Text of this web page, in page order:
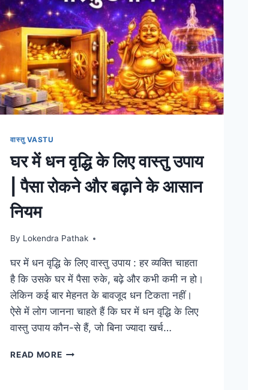
ASTROMEDICAL
&
OUR
HEALTH
A
2
Z
INFO
वास्तु VASTU
घर में धन वृद्धि के लिए वास्तु उपाय
| पैसा रोकने और बढ़ाने के आसान
नियम
By Lokendra Pathak
घर में धन वृद्धि के लिए वास्तु उपाय : हर व्यक्ति चाहता
है कि उसके घर में पैसा रुके, बढ़े और कभी कमी न हो।
लेकिन कई बार मेहनत के बावजूद धन टिकता नहीं।
ऐसे में लोग जानना चाहते हैं कि घर में धन वृद्धि के लिए
वास्तु उपाय कौन-से हैं, जो बिना ज्यादा खर्च…
READ MOREघर